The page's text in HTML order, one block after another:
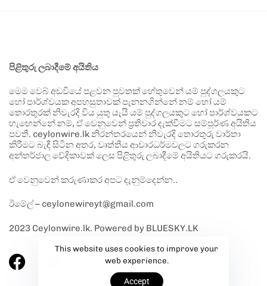
පිළිතුරු ලබාදීමේ අයිතිය
මෙම වෙබ් අඩවියේ පළවන පුවතක් හේතුවෙන් යම් පුද්ගලයකුට
හෝ පාර්ශ්වයක අපහසුතාවක් පැනනගින්නේ නම් හෝ යම්
තොරතුරක් නිවැරදි විය යුතු යැයි යම් පුද්ගලයකුට හෝ පාර්ශ්වයකට
හැඟෙන්නේ නම්, ඒ වෙනුවෙන් ප්‍රතිචාර දැක්වීමට සම්පූර්ණ අයිතිය
පවතී. ceylonwire.lk නිරන්තරයෙන් නිවැරදි තොරතුරු වාර්තා
කිරීමට බැඳී සිටින අතර, වෘත්තීය ආචාරධර්මවලට ගරුකරන
අන්තර්ජාල වේදිකාවක් ලෙස පිළිතුරු ලබාදීමේ අයිතියට ගරුකරයි.
ඒ වෙනුවෙන් කරුණාකර අපට දැනුම්දෙන්න..
ඊමේල් – ceylonewireyt@gmail.com
2023 Ceylonwire.lk. Powered by BLUESKY.LK
This website uses cookies to improve your
web experience.
Accept